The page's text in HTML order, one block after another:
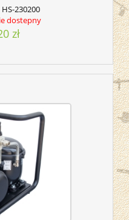
HS-230200
dostepny
zł